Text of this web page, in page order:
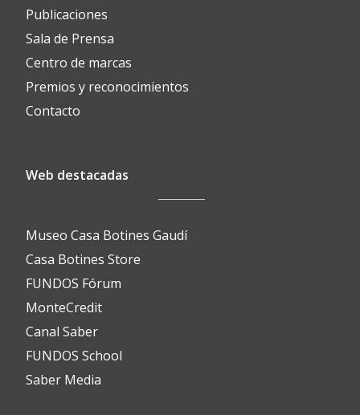
Publicaciones
Sala de Prensa
Centro de marcas
Premios y reconocimientos
Contacto
Web destacadas
Museo Casa Botines Gaudí
Casa Botines Store
FUNDOS Fórum
MonteCredit
Canal Saber
FUNDOS School
Saber Media